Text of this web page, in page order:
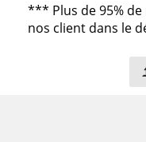
*** Plus de 95%
nos client dans le